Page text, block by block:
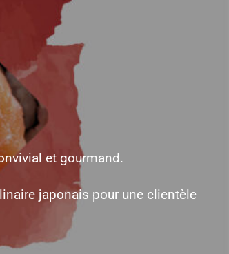
et gourmand.
japonais pour une clientèle